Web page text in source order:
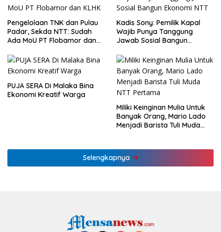
Pengelolaan TNK dan Pulau
Padar, Sekda NTT: Sudah
Ada MoU PT Flobamor dan
Kadis Sony: Pemilik Kapal
Wajib Punya Tanggung
Jawab Sosial Bangun
PUJA SERA Di Malaka Bina
Ekonomi Kreatif Warga
Miliki Keinginan Mulia Untuk
Banyak Orang, Mario Lado
Menjadi Barista Tuli Muda
Selengkapnya